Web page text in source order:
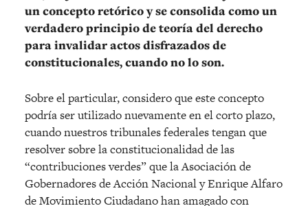
un concepto retórico y se consolida como un
verdadero principio de teoría del derecho
para invalidar actos disfrazados de
constitucionales, cuando no lo son.
Sobre el particular, considero que este concepto
podría ser utilizado nuevamente en el corto plazo,
cuando nuestros tribunales federales tengan que
resolver sobre la constitucionalidad de las
“contribuciones verdes” que la Asociación de
Gobernadores de Acción Nacional y Enrique Alfaro
de Movimiento Ciudadano han amagado con